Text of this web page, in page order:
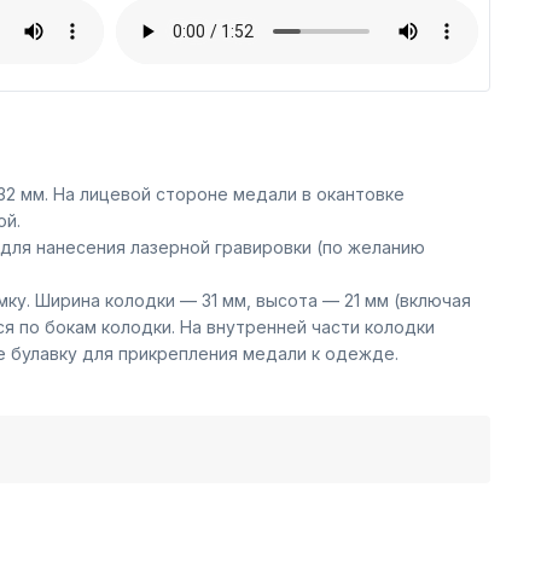
мм. На лицевой стороне медали в окантовке
нанесения лазерной гравировки (по желанию
Ширина колодки — 31 мм, высота — 21 мм (включая
бокам колодки. На внутренней части колодки
булавку для прикрепления медали к одежде.